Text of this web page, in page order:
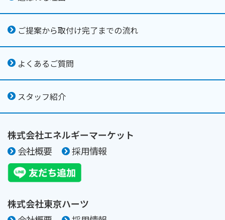
ご提案から取付け完了までの流れ
よくあるご質問
スタッフ紹介
株式会社エネルギーマーケット
会社概要
採用情報
株式会社東京ハーツ